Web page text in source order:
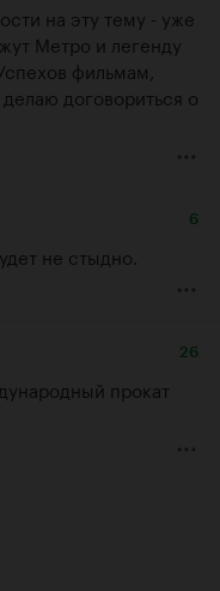
на эту тему - уже
Метро и легенду
фильмам,
договориться о
6
не стыдно.
26
прокат